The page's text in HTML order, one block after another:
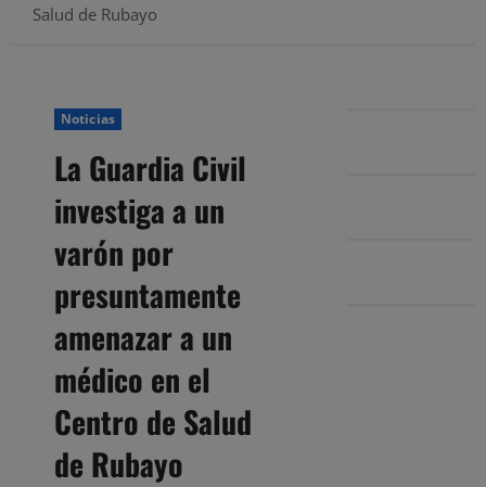
Salud de Rubayo
Noticias
La Guardia Civil
investiga a un
varón por
presuntamente
amenazar a un
médico en el
Centro de Salud
de Rubayo